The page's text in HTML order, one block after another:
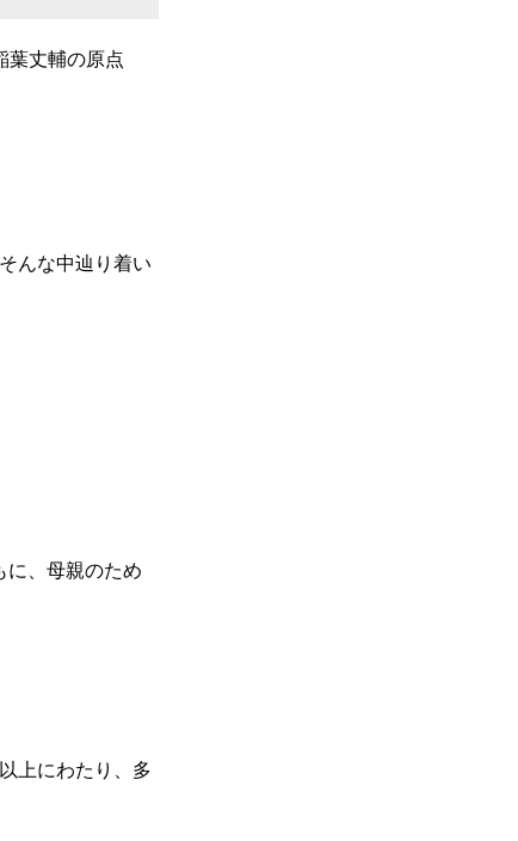
葉丈輔の原点
んな中辿り着い
に、母親のため
上にわたり、多